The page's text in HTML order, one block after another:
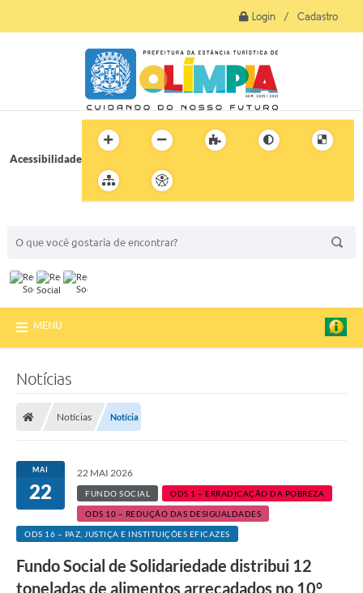
Login / Cadastro
Acessibilidade
MENU
Notícias
Notícias Notícia
MAI
22
22 MAI 2026
FUNDO SOCIAL ODS 1 – ERRADICAÇÃO DA POBREZA
ODS 10 – REDUÇÃO DAS DESIGUALDADES
ODS 16 – PAZ, JUSTIÇA E INSTITUIÇÕES EFICAZES
Fundo Social de Solidariedade distribui 12
toneladas de alimentos arrecadados no 10°